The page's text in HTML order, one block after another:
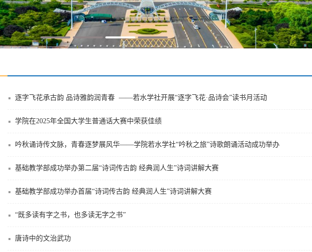
逐字飞花承古韵 品诗雅韵润青春 ——若水学社开展“逐字飞花·品诗会”读书月活动
学院在2025年全国大学生普通话大赛中荣获佳绩
吟秋诵诗传文脉，青春逐梦展风华——学院若水学社“吟秋之旅”诗歌朗诵活动成功举办
基础教学部成功举办第二届“诗词传古韵 经典润人生”诗词讲解大赛
基础教学部成功举办首届“诗词传古韵 经典润人生”诗词讲解大赛
“既多读有字之书，也多读无字之书”
唐诗中的文治武功